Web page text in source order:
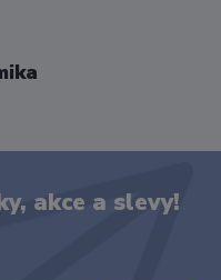
akce a slevy!